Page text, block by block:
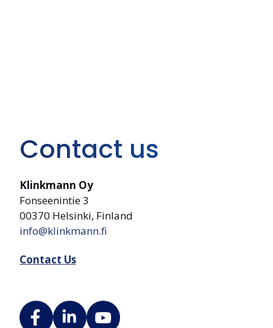
Contact us
Klinkmann Oy
Fonseenintie 3
00370 Helsinki, Finland
info@klinkmann.fi
Contact Us